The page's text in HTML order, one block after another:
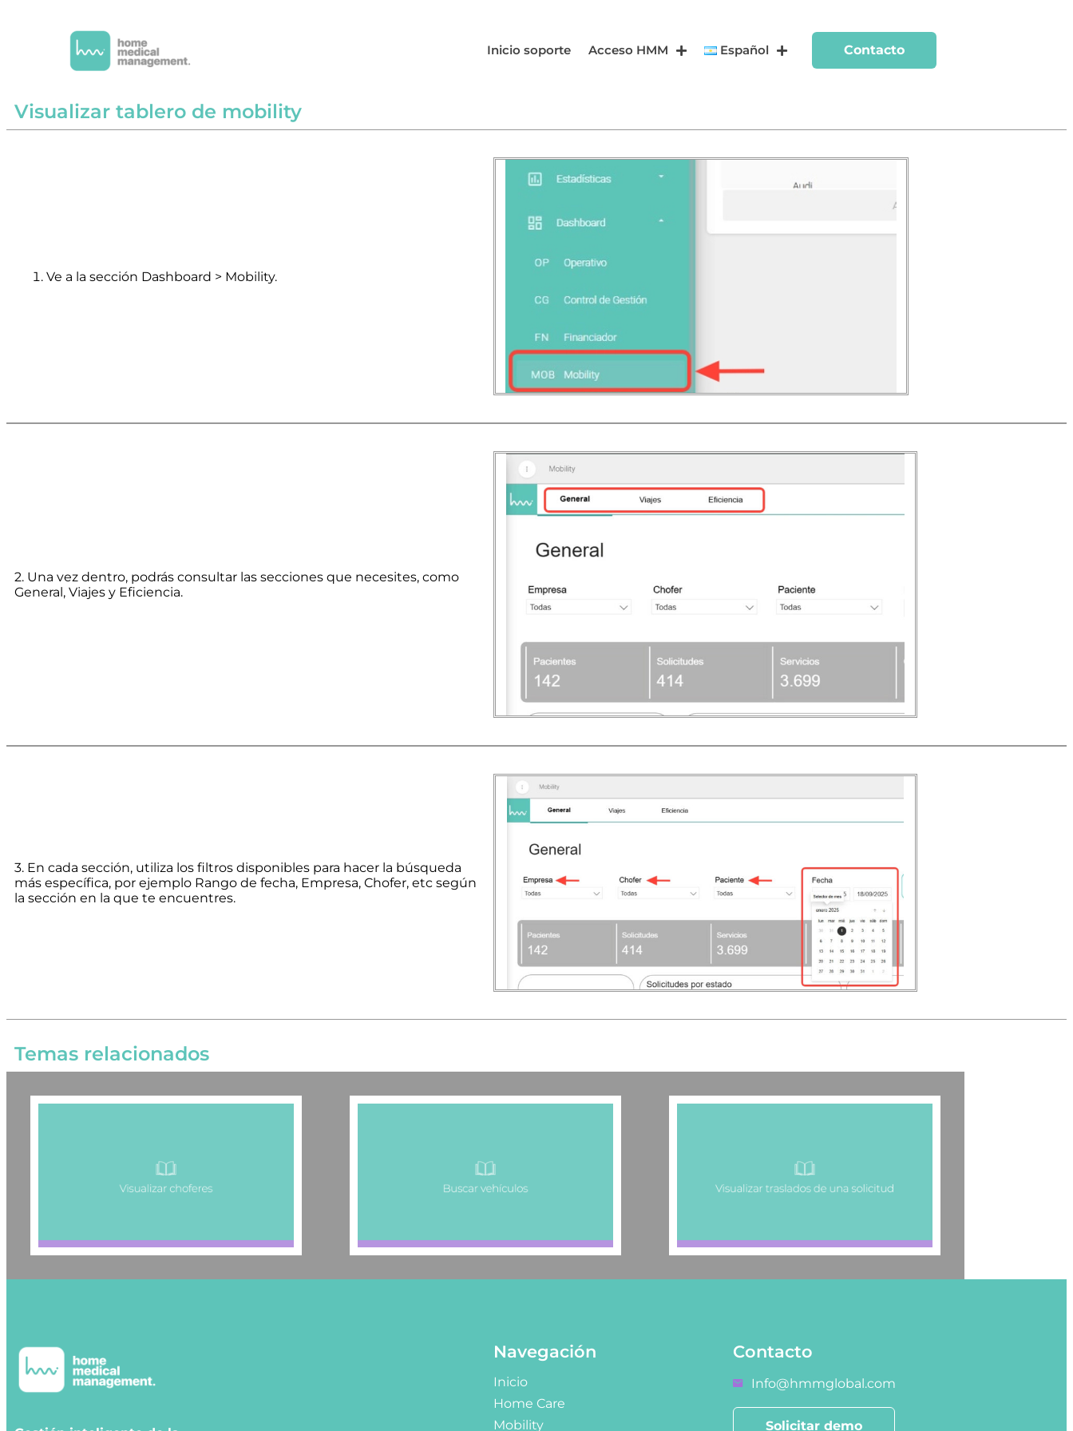
Inicio soporte Acceso HMM Español Contacto
Visualizar tablero de mobility
Ve a la sección Dashboard > Mobility.
2. Una vez dentro, podrás consultar las secciones que necesites, como
General, Viajes y Eficiencia.
3. En cada sección, utiliza los filtros disponibles para hacer la búsqueda
más específica, por ejemplo Rango de fecha, Empresa, Chofer, etc según
la sección en la que te encuentres.
Temas relacionados
Navegación
Inicio
Home Care
Mobility
Contacto
Info@hmmglobal.com
Solicitar demo